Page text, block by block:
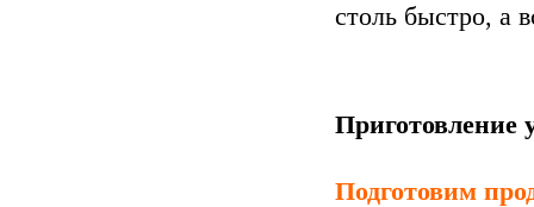
столь быстро, а
Приготовление
Подготовим